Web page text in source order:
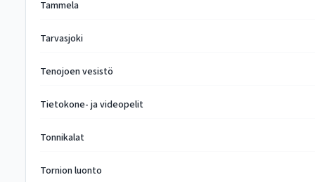
Tammela
Tarvasjoki
Tenojoen vesistö
Tietokone- ja videopelit
Tonnikalat
Tornion luonto